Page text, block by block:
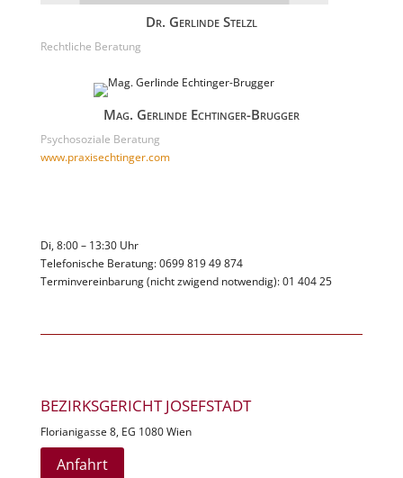
Dr. Gerlinde Stelzl
Rechtliche Beratung
Mag. Gerlinde Echtinger-Brugger
Psychosoziale Beratung
www.praxisechtinger.com
Di, 8:00 – 13:30 Uhr
Telefonische Beratung: 0699 819 49 874
Terminvereinbarung (nicht zwigend notwendig): 01 404 25
BEZIRKSGERICHT JOSEFSTADT
Florianigasse 8, EG 1080 Wien
Anfahrt